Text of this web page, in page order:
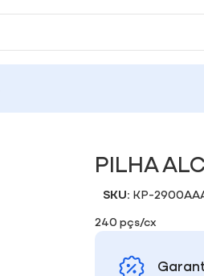
PILHA
SKU: KP-
240 pçs/cx